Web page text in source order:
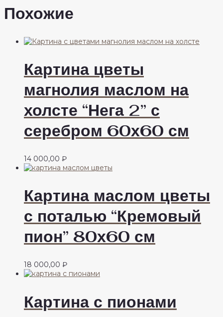
Похожие
Картина цветы
магнолия маслом на
холсте “Нега 2” с
серебром 60х60 см
14 000,00 ₽
Картина маслом цветы
с поталью “Кремовый
пион” 80х60 см
18 000,00 ₽
Картина с пионами